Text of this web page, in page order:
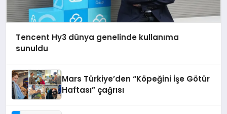
Tencent Hy3 dünya genelinde kullanıma
sunuldu
Mars Türkiye’den “Köpeğini İşe Götür
Haftası” çağrısı